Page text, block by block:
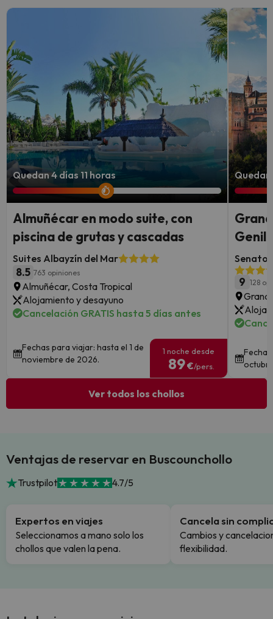
Quedan 4 días 11 horas
Almuñécar en modo suite, con
piscina de grutas y cascadas
Suites Albayzín del Mar
8.5 763 opiniones
Almuñécar, Costa Tropical
Alojamiento y desayuno
Cancelación GRATIS hasta 5 días antes
Fechas para viajar: hasta el 1 de
noviembre de 2026.
1 noche desde
89€/pers.
Quedan
Genil
9 128
Ver todos los chollos
Ventajas de reservar en Buscounchollo
Trustpilot 4.7/5
Expertos en viajes
Seleccionamos a mano solo los
chollos que valen la pena.
Cancela sin
Cambios y
flexibilidad.